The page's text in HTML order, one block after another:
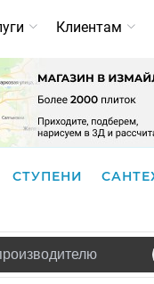
Клиентам
СТУПЕНИ